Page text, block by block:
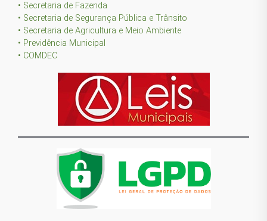
• Secretaria de Fazenda
• Secretaria de Segurança Pública e Trânsito
• Secretaria de Agricultura e Meio Ambiente
• Previdência Municipal
• COMDEC